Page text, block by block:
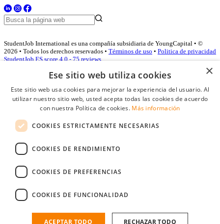
StudentJob International es una compañía subsidiaria de YoungCapital • ©
2026 • Todos los derechos reservados • Términos de uso • Politica de privacidad
StudentJob ES score 4.0 - 75 reviews
Acceso empresas
Contraseña
Recordarme
Conectarse
Registro gratuito empresas
Encuentre al candidato perfecto a tan sólo un par de clicks
×
Ese sitio web utiliza cookies
Este sitio web usa cookies para mejorar la experiencia del usuario. Al
utilizar nuestro sitio web, usted acepta todas las cookies de acuerdo
con nuestra Política de cookies. Más información
COOKIES ESTRICTAMENTE NECESARIAS
COOKIES DE RENDIMIENTO
COOKIES DE PREFERENCIAS
COOKIES DE FUNCIONALIDAD
ACEPTAR TODO RECHAZAR TODO